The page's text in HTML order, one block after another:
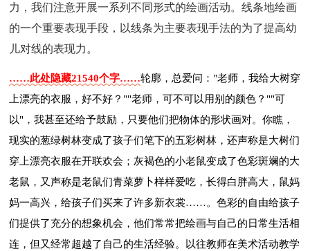
力，我们注意开展一系列不同形式的绘画活动。线条地绘画
的一个重要表现手段，以线条为主要表现手法的为了提高幼
儿对线的表现力。
……此处隐藏21540个字……轮廓，总爱问："老师，我给大树穿
上漂亮的衣服，好不好？""老师，可不可以用别的颜色？""可
以"，我甚至还给予鼓励，只要他们把物体的形状画对。你瞧，
现实的葱绿树林变成了孩子们笔下的五彩树林，还声称是大树们
穿上漂亮衣服在开联欢会；灰褐色的小老鼠变成了色彩斑斓的大
老鼠，又声称是老鼠们青菜萝卜样样爱吃，长得白胖高大，鼠妈
妈一高兴，给孩子们买来了许多新衣裳……。色彩的自由给孩子
们提供了充分的想象机会，他们常常把绘画与自己的日常生活相
连，但又经常超越了自己的生活经验。以往教师在美术活动教学